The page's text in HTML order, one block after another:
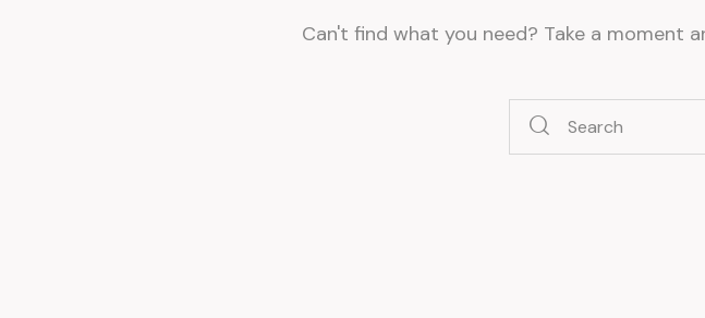
Can't find what you need? Take a moment